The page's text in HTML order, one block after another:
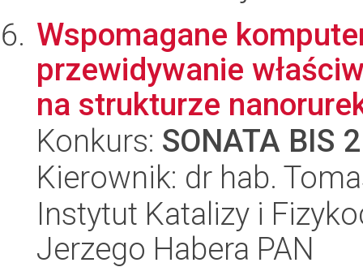
Wspomagane
przewidywanie
na strukturze
Konkurs: SONATA BIS 2
Kierownik: dr hab.
Instytut Katalizy i
Jerzego Habera PAN